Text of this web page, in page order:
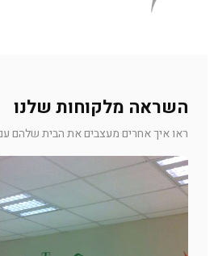
השראה מלקוחות שלנו
ראו איך אחרים מעצבים את הבית שלהם